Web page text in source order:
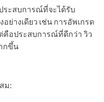
ะสบการณ์ที่จะได้รับ
ย่างเดียว เช่น การอัพเกรด
อประสบการณ์ที่ดีกว่า วิว
กขึ้น
ม: